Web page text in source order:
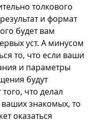
толкового
и формат
будет вам
уст. А минусом
то, что если ваши
и параметры
будут
того, что делал
знакомых, то
оказаться